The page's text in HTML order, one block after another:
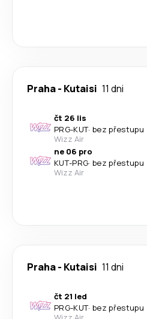
Praha- Kutaisi 11 dni
čt 26 lis
PRG-KUT· bez přestupu
Wizz Air
ne 06 pro
KUT-PRG· bez přestupu
Wizz Air
Praha- Kutaisi 11 dni
čt 21 led
PRG-KUT· bez přestupu